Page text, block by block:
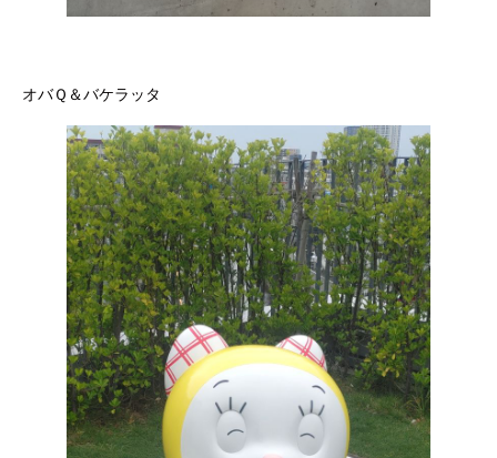
オバＱ＆バケラッタ